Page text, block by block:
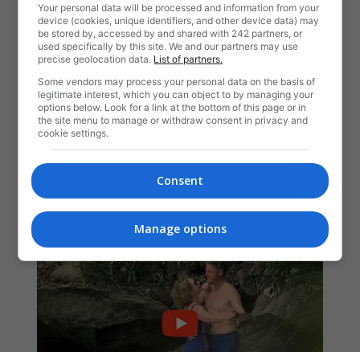
Your personal data will be processed and information from your
device (cookies, unique identifiers, and other device data) may
be stored by, accessed by and shared with 242 partners, or
used specifically by this site. We and our partners may use
precise geolocation data. List of partners.
Some vendors may process your personal data on the basis of
legitimate interest, which you can object to by managing your
options below. Look for a link at the bottom of this page or in
the site menu to manage or withdraw consent in privacy and
cookie settings.
Consent
Manage options